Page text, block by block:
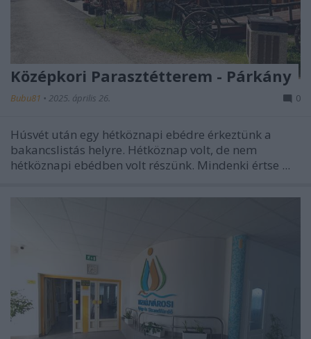
Középkori Parasztétterem - Párkány
Bubu81 • 2025. április 26. 0
Húsvét után egy hétköznapi ebédre érkeztünk a
bakancslistás helyre. Hétköznap volt, de nem
hétköznapi ebédben volt részünk. Mindenki értse ...